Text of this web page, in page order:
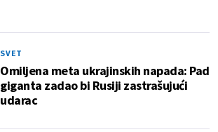
SVET
Omiljena meta ukrajinskih napada: Pad
giganta zadao bi Rusiji zastrašujući
udarac